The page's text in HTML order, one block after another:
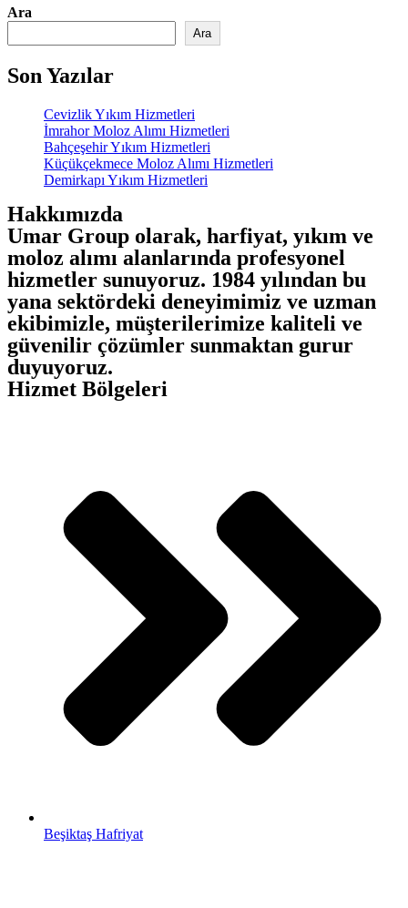
Ara
Ara
Son Yazılar
Cevizlik Yıkım Hizmetleri
İmrahor Moloz Alımı Hizmetleri
Bahçeşehir Yıkım Hizmetleri
Küçükçekmece Moloz Alımı Hizmetleri
Demirkapı Yıkım Hizmetleri
Hakkımızda
Umar Group olarak, harfiyat, yıkım ve
moloz alımı alanlarında profesyonel
hizmetler sunuyoruz. 1984 yılından bu
yana sektördeki deneyimimiz ve uzman
ekibimizle, müşterilerimize kaliteli ve
güvenilir çözümler sunmaktan gurur
duyuyoruz.
Hizmet Bölgeleri
Beşiktaş Hafriyat